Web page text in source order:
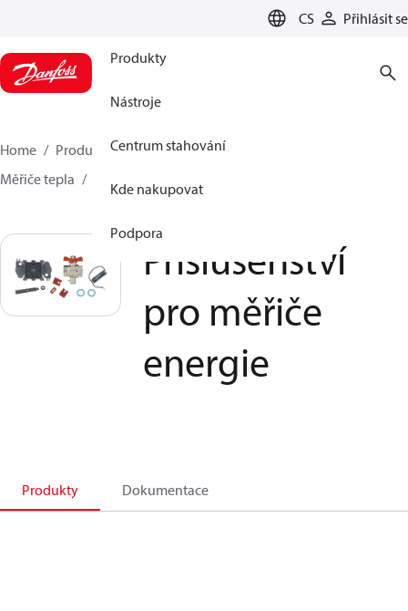
CS Přihlásit se
Produkty
Nástroje
Centrum stahování
Kde nakupovat
Podpora
Home Produkty
Climate Solutions pro vytápění
Měřiče tepla
Příslušenství
pro měřiče
energie
Produkty Dokumentace